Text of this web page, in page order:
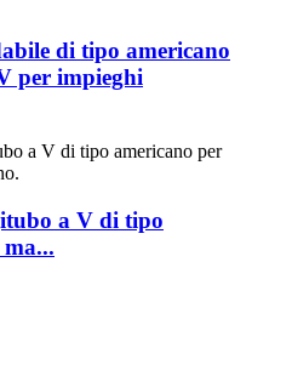
di tipo americano
per impieghi
a V di tipo